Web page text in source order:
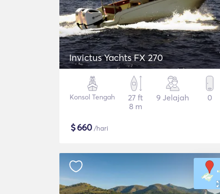
Invictus Yachts FX 270
Konsol Tengah
27 ft
8 m
9 Jelajah 0
$660 /hari